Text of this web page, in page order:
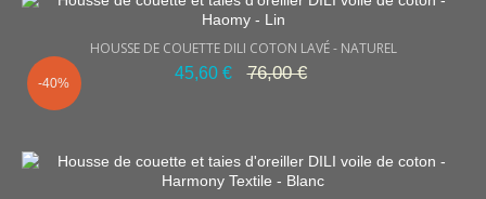
HOUSSE DE COUETTE DILI COTON LAVÉ - NATUREL
45,60 €
76,00 €
-40%